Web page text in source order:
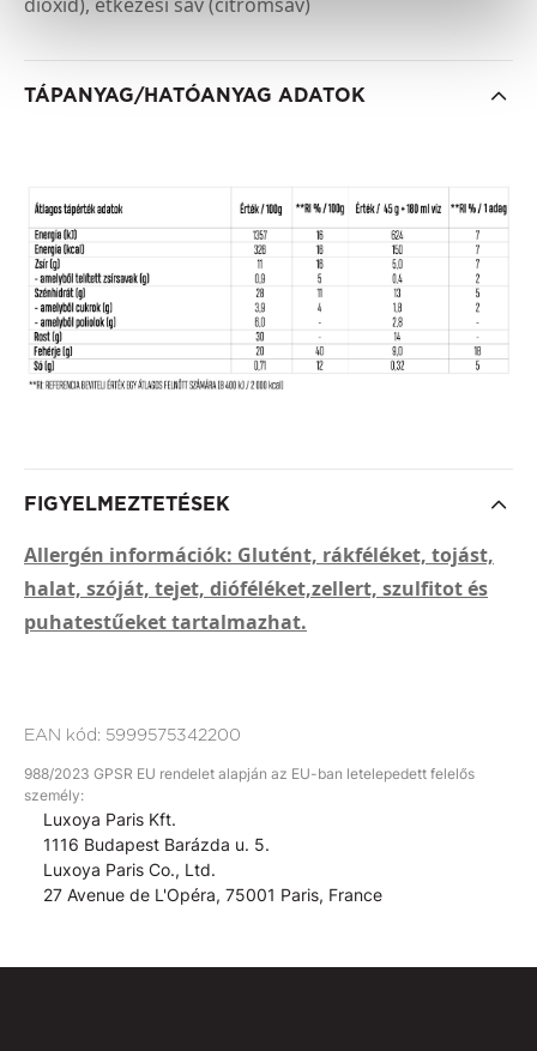
TÁPANYAG/HATÓANYAG ADATOK
FIGYELMEZTETÉSEK
Allergén információk: Glutént, rákféléket, tojást,
halat, szóját, tejet, dióféléket,zellert, szulfitot és
puhatestűeket tartalmazhat.
EAN kód: 5999575342200
988/2023 GPSR EU rendelet alapján az EU-ban letelepedett felelős
személy:
Luxoya Paris Kft.
1116 Budapest Barázda u. 5.
Luxoya Paris Co., Ltd.
27 Avenue de L'Opéra, 75001 Paris, France